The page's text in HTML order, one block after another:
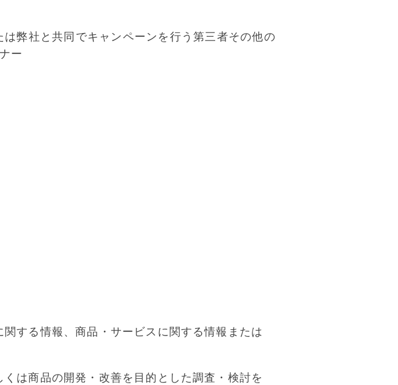
弊社と共同でキャンペーンを行う第三者その他の
ー
する情報、商品・サービスに関する情報または
は商品の開発・改善を目的とした調査・検討を